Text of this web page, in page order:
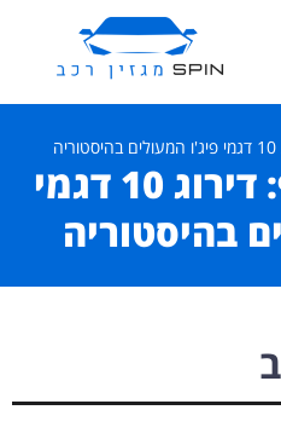
המבחן המקיף: דירוג 10 דגמי
בהיסטוריה